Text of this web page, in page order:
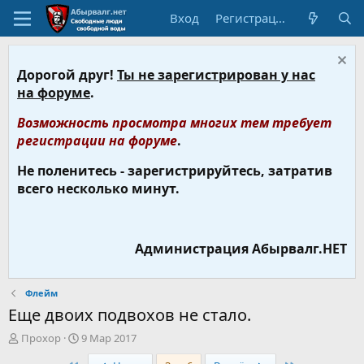
Вход Регистрация
Дорогой друг! Ты не зарегистрирован у нас
на форуме.
Возможность просмотра многих тем требует
регистрации на форуме.
Не поленитесь - зарегистрируйтесь, затратив
всего несколько минут.
Администрация Абырвалг.НЕТ
Флейм
Еще двоих подвохов не стало.
А
Прохор
Д
9 Мар 2017